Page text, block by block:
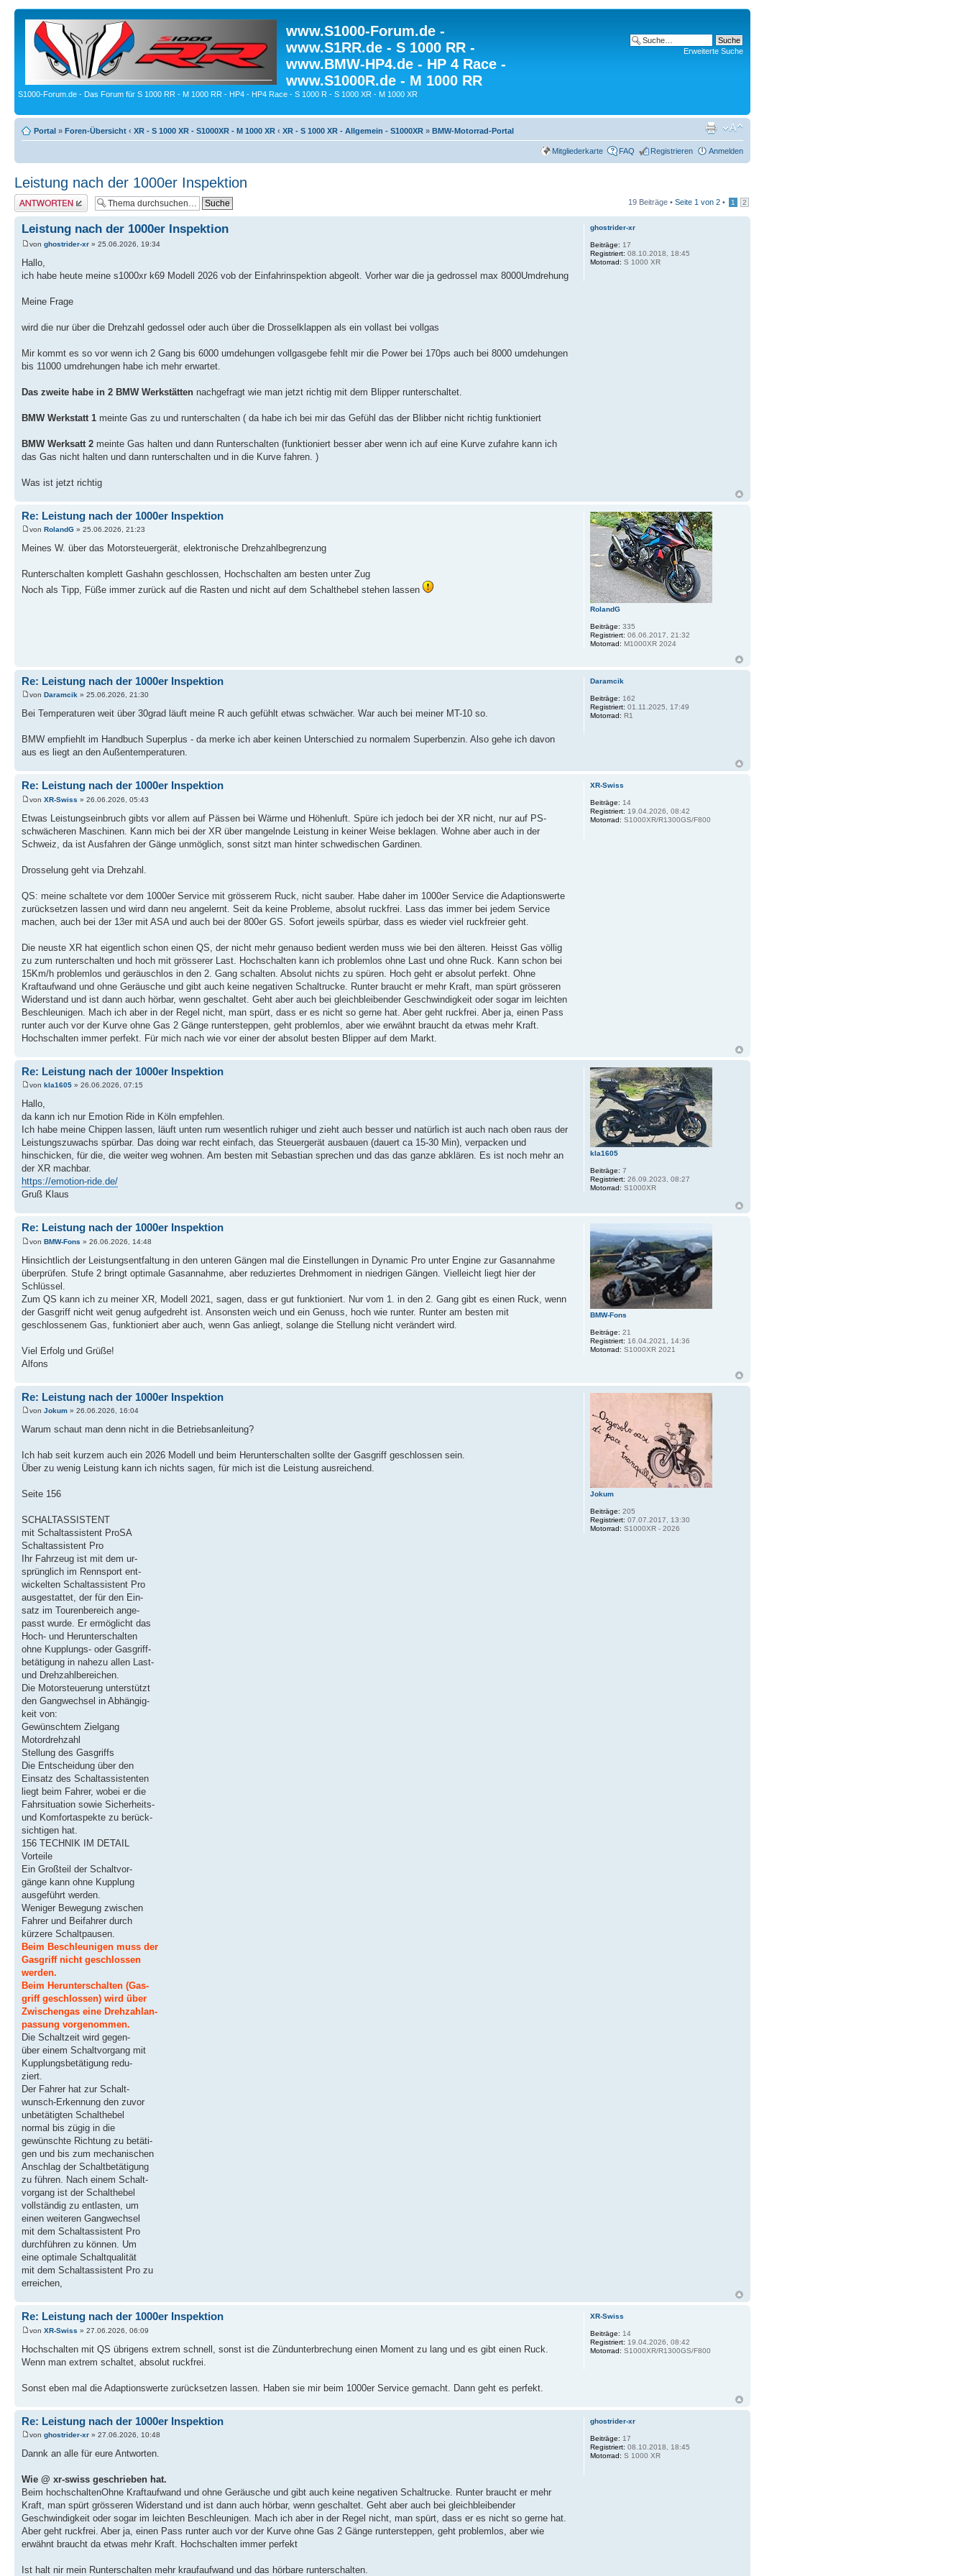
www.S1000-Forum.de -
www.S1RR.de - S 1000 RR -
www.BMW-HP4.de - HP 4 Race -
www.S1000R.de - M 1000 RR
S1000-Forum.de - Das Forum für S 1000 RR - M 1000 RR - HP4 - HP4 Race - S 1000 R - S 1000 XR - M 1000 XR
Erweiterte Suche
Portal » Foren-Übersicht ‹ XR - S 1000 XR - S1000XR - M 1000 XR ‹ XR - S 1000 XR - Allgemein - S1000XR » BMW-Motorrad-Portal
Mitgliederkarte FAQ Registrieren Anmelden
Leistung nach der 1000er Inspektion
Antwort erstellen 19 Beiträge • Seite 1 von 2 • 1 2
Leistung nach der 1000er Inspektion
von ghostrider-xr » 25.06.2026, 19:34
Hallo,
ich habe heute meine s1000xr k69 Modell 2026 vob der Einfahrinspektion abgeolt. Vorher war die ja gedrossel max 8000Umdrehung
Meine Frage
wird die nur über die Drehzahl gedossel oder auch über die Drosselklappen als ein vollast bei vollgas
Mir kommt es so vor wenn ich 2 Gang bis 6000 umdehungen vollgasgebe fehlt mir die Power bei 170ps auch bei 8000 umdehungen
bis 11000 umdrehungen habe ich mehr erwartet.
Das zweite habe in 2 BMW Werkstätten nachgefragt wie man jetzt richtig mit dem Blipper runterschaltet.
BMW Werkstatt 1 meinte Gas zu und runterschalten ( da habe ich bei mir das Gefühl das der Blibber nicht richtig funktioniert
BMW Werksatt 2 meinte Gas halten und dann Runterschalten (funktioniert besser aber wenn ich auf eine Kurve zufahre kann ich
das Gas nicht halten und dann runterschalten und in die Kurve fahren. )
Was ist jetzt richtig
ghostrider-xr
Beiträge: 17
Registriert: 08.10.2018, 18:45
Motorrad: S 1000 XR
Re: Leistung nach der 1000er Inspektion
von RolandG » 25.06.2026, 21:23
Meines W. über das Motorsteuergerät, elektronische Drehzahlbegrenzung
Runterschalten komplett Gashahn geschlossen, Hochschalten am besten unter Zug
Noch als Tipp, Füße immer zurück auf die Rasten und nicht auf dem Schalthebel stehen lassen
RolandG
Beiträge: 335
Registriert: 06.06.2017, 21:32
Motorrad: M1000XR 2024
Re: Leistung nach der 1000er Inspektion
von Daramcik » 25.06.2026, 21:30
Bei Temperaturen weit über 30grad läuft meine R auch gefühlt etwas schwächer. War auch bei meiner MT-10 so.
BMW empfiehlt im Handbuch Superplus - da merke ich aber keinen Unterschied zu normalem Superbenzin. Also gehe ich davon
aus es liegt an den Außentemperaturen.
Daramcik
Beiträge: 162
Registriert: 01.11.2025, 17:49
Motorrad: R1
Re: Leistung nach der 1000er Inspektion
von XR-Swiss » 26.06.2026, 05:43
Etwas Leistungseinbruch gibts vor allem auf Pässen bei Wärme und Höhenluft. Spüre ich jedoch bei der XR nicht, nur auf PS-
schwächeren Maschinen. Kann mich bei der XR über mangelnde Leistung in keiner Weise beklagen. Wohne aber auch in der
Schweiz, da ist Ausfahren der Gänge unmöglich, sonst sitzt man hinter schwedischen Gardinen.
Drosselung geht via Drehzahl.
QS: meine schaltete vor dem 1000er Service mit grösserem Ruck, nicht sauber. Habe daher im 1000er Service die Adaptionswerte
zurücksetzen lassen und wird dann neu angelernt. Seit da keine Probleme, absolut ruckfrei. Lass das immer bei jedem Service
machen, auch bei der 13er mit ASA und auch bei der 800er GS. Sofort jeweils spürbar, dass es wieder viel ruckfreier geht.
Die neuste XR hat eigentlich schon einen QS, der nicht mehr genauso bedient werden muss wie bei den älteren. Heisst Gas völlig
zu zum runterschalten und hoch mit grösserer Last. Hochschalten kann ich problemlos ohne Last und ohne Ruck. Kann schon bei
15Km/h problemlos und geräuschlos in den 2. Gang schalten. Absolut nichts zu spüren. Hoch geht er absolut perfekt. Ohne
Kraftaufwand und ohne Geräusche und gibt auch keine negativen Schaltrucke. Runter braucht er mehr Kraft, man spürt grösseren
Widerstand und ist dann auch hörbar, wenn geschaltet. Geht aber auch bei gleichbleibender Geschwindigkeit oder sogar im leichten
Beschleunigen. Mach ich aber in der Regel nicht, man spürt, dass er es nicht so gerne hat. Aber geht ruckfrei. Aber ja, einen Pass
runter auch vor der Kurve ohne Gas 2 Gänge runtersteppen, geht problemlos, aber wie erwähnt braucht da etwas mehr Kraft.
Hochschalten immer perfekt. Für mich nach wie vor einer der absolut besten Blipper auf dem Markt.
XR-Swiss
Beiträge: 14
Registriert: 19.04.2026, 08:42
Motorrad: S1000XR/R1300GS/F800
Re: Leistung nach der 1000er Inspektion
von kla1605 » 26.06.2026, 07:15
Hallo,
da kann ich nur Emotion Ride in Köln empfehlen.
Ich habe meine Chippen lassen, läuft unten rum wesentlich ruhiger und zieht auch besser und natürlich ist auch nach oben raus der
Leistungszuwachs spürbar. Das doing war recht einfach, das Steuergerät ausbauen (dauert ca 15-30 Min), verpacken und
hinschicken, für die, die weiter weg wohnen. Am besten mit Sebastian sprechen und das das ganze abklären. Es ist noch mehr an
der XR machbar.
https://emotion-ride.de/
Gruß Klaus
kla1605
Beiträge: 7
Registriert: 26.09.2023, 08:27
Motorrad: S1000XR
Re: Leistung nach der 1000er Inspektion
von BMW-Fons » 26.06.2026, 14:48
Hinsichtlich der Leistungsentfaltung in den unteren Gängen mal die Einstellungen in Dynamic Pro unter Engine zur Gasannahme
überprüfen. Stufe 2 bringt optimale Gasannahme, aber reduziertes Drehmoment in niedrigen Gängen. Vielleicht liegt hier der
Schlüssel.
Zum QS kann ich zu meiner XR, Modell 2021, sagen, dass er gut funktioniert. Nur vom 1. in den 2. Gang gibt es einen Ruck, wenn
der Gasgriff nicht weit genug aufgedreht ist. Ansonsten weich und ein Genuss, hoch wie runter. Runter am besten mit
geschlossenem Gas, funktioniert aber auch, wenn Gas anliegt, solange die Stellung nicht verändert wird.
Viel Erfolg und Grüße!
Alfons
BMW-Fons
Beiträge: 21
Registriert: 16.04.2021, 14:36
Motorrad: S1000XR 2021
Re: Leistung nach der 1000er Inspektion
von Jokum » 26.06.2026, 16:04
Warum schaut man denn nicht in die Betriebsanleitung?
Ich hab seit kurzem auch ein 2026 Modell und beim Herunterschalten sollte der Gasgriff geschlossen sein.
Über zu wenig Leistung kann ich nichts sagen, für mich ist die Leistung ausreichend.
Seite 156
SCHALTASSISTENT
mit Schaltassistent ProSA
Schaltassistent Pro
Ihr Fahrzeug ist mit dem ur-
sprünglich im Rennsport ent-
wickelten Schaltassistent Pro
ausgestattet, der für den Ein-
satz im Tourenbereich ange-
passt wurde. Er ermöglicht das
Hoch- und Herunterschalten
ohne Kupplungs- oder Gasgriff-
betätigung in nahezu allen Last-
und Drehzahlbereichen.
Die Motorsteuerung unterstützt
den Gangwechsel in Abhängig-
keit von:
Gewünschtem Zielgang
Motordrehzahl
Stellung des Gasgriffs
Die Entscheidung über den
Einsatz des Schaltassistenten
liegt beim Fahrer, wobei er die
Fahrsituation sowie Sicherheits-
und Komfortaspekte zu berück-
sichtigen hat.
156 TECHNIK IM DETAIL
Vorteile
Ein Großteil der Schaltvor-
gänge kann ohne Kupplung
ausgeführt werden.
Weniger Bewegung zwischen
Fahrer und Beifahrer durch
kürzere Schaltpausen.
Beim Beschleunigen muss der
Gasgriff nicht geschlossen
werden.
Beim Herunterschalten (Gas-
griff geschlossen) wird über
Zwischengas eine Drehzahlan-
passung vorgenommen.
Die Schaltzeit wird gegen-
über einem Schaltvorgang mit
Kupplungsbetätigung redu-
ziert.
Der Fahrer hat zur Schalt-
wunsch-Erkennung den zuvor
unbetätigten Schalthebel
normal bis zügig in die
gewünschte Richtung zu betäti-
gen und bis zum mechanischen
Anschlag der Schaltbetätigung
zu führen. Nach einem Schalt-
vorgang ist der Schalthebel
vollständig zu entlasten, um
einen weiteren Gangwechsel
mit dem Schaltassistent Pro
durchführen zu können. Um
eine optimale Schaltqualität
mit dem Schaltassistent Pro zu
erreichen,
Jokum
Beiträge: 205
Registriert: 07.07.2017, 13:30
Motorrad: S1000XR - 2026
Re: Leistung nach der 1000er Inspektion
von XR-Swiss » 27.06.2026, 06:09
Hochschalten mit QS übrigens extrem schnell, sonst ist die Zündunterbrechung einen Moment zu lang und es gibt einen Ruck.
Wenn man extrem schaltet, absolut ruckfrei.
Sonst eben mal die Adaptionswerte zurücksetzen lassen. Haben sie mir beim 1000er Service gemacht. Dann geht es perfekt.
XR-Swiss
Beiträge: 14
Registriert: 19.04.2026, 08:42
Motorrad: S1000XR/R1300GS/F800
Re: Leistung nach der 1000er Inspektion
von ghostrider-xr » 27.06.2026, 10:48
Dannk an alle für eure Antworten.
Wie @ xr-swiss geschrieben hat.
Beim hochschaltenOhne Kraftaufwand und ohne Geräusche und gibt auch keine negativen Schaltrucke. Runter braucht er mehr
Kraft, man spürt grösseren Widerstand und ist dann auch hörbar, wenn geschaltet. Geht aber auch bei gleichbleibender
Geschwindigkeit oder sogar im leichten Beschleunigen. Mach ich aber in der Regel nicht, man spürt, dass er es nicht so gerne hat.
Aber geht ruckfrei. Aber ja, einen Pass runter auch vor der Kurve ohne Gas 2 Gänge runtersteppen, geht problemlos, aber wie
erwähnt braucht da etwas mehr Kraft. Hochschalten immer perfekt
Ist halt nir mein Runterschalten mehr kraufaufwand und das hörbare runterschalten.
ghostrider-xr
Beiträge: 17
Registriert: 08.10.2018, 18:45
Motorrad: S 1000 XR